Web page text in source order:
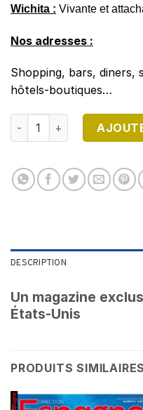
Wichita : Vivante et
Nos adresses :
Shopping, bars,
hôtels-boutiques…
quantité de
DESCRIPTION
Un magazine
États-Unis
PRODUITS SIMILAIRES